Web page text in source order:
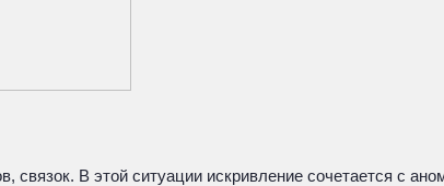
В этой ситуации искривление сочетается с